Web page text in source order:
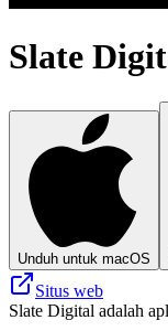
Slate
Unduh untuk macOS
Situs web
Slate Digital adalah